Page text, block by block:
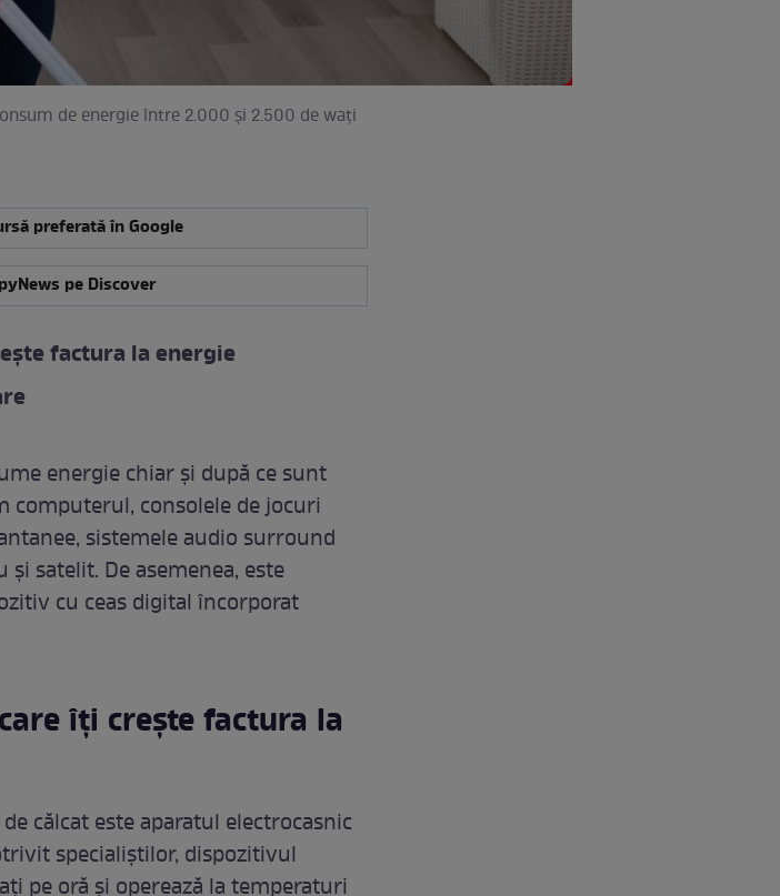
de energie între 2.000 și 2.500 de wați
preferată în Google
pe Discover
factura la energie
energie chiar și după ce sunt
computerul, consolele de jocuri
sistemele audio surround
satelit. De asemenea, este
cu ceas digital încorporat
îți crește factura la
călcat este aparatul electrocasnic
specialiștilor, dispozitivul
pe oră și operează la temperaturi